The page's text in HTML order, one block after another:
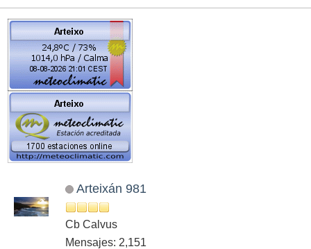
Arteixán 981
Cb Calvus
Mensajes: 2,151